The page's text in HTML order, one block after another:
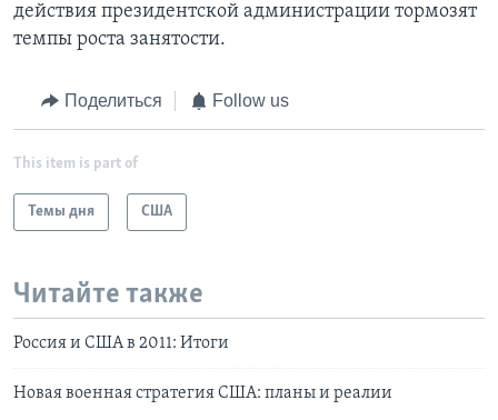
действия президентской администрации тормозят
темпы роста занятости.
Поделиться Follow us
This item is part of
Темы дня США
Читайте также
Россия и США в 2011: Итоги
Новая военная стратегия США: планы и реалии